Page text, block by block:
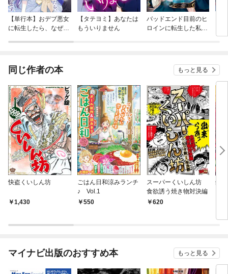
【単行本】おデブ悪女
に転生したら、なぜか
【タテヨミ】あなたは
もういりません
バッドエンド目前のヒ
ロインに転生した私、
同じ作者の本 もっと見る
快盗くいしん坊
1,430
ごはん日和涼みランチ
♪ Vol.1
550
スーパーくいしん坊
食欲誘う焼き物対決編
620
釘
マイナビ出版のおすすめ本 もっと見る